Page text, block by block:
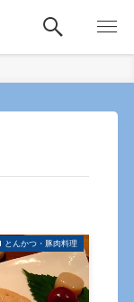
とんかつ・豚肉料理